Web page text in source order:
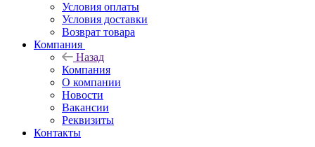
Условия оплаты
Условия доставки
Возврат товара
Компания
Назад
Компания
О компании
Новости
Вакансии
Реквизиты
Контакты